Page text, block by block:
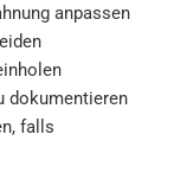
anpassen
dokumentieren
falls